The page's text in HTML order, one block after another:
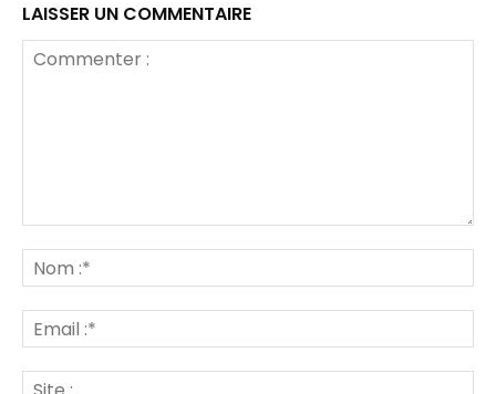
LAISSER UN COMMENTAIRE
:*
:*